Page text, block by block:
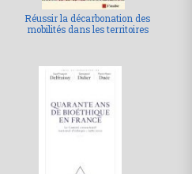
Réussir la décarbonation des
mobilités dans les territoires